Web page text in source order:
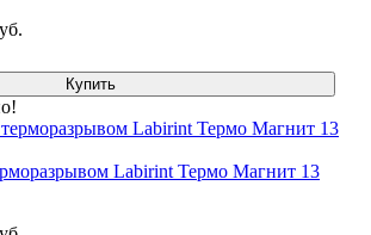
Купить
Labirint Термо Магнит 13